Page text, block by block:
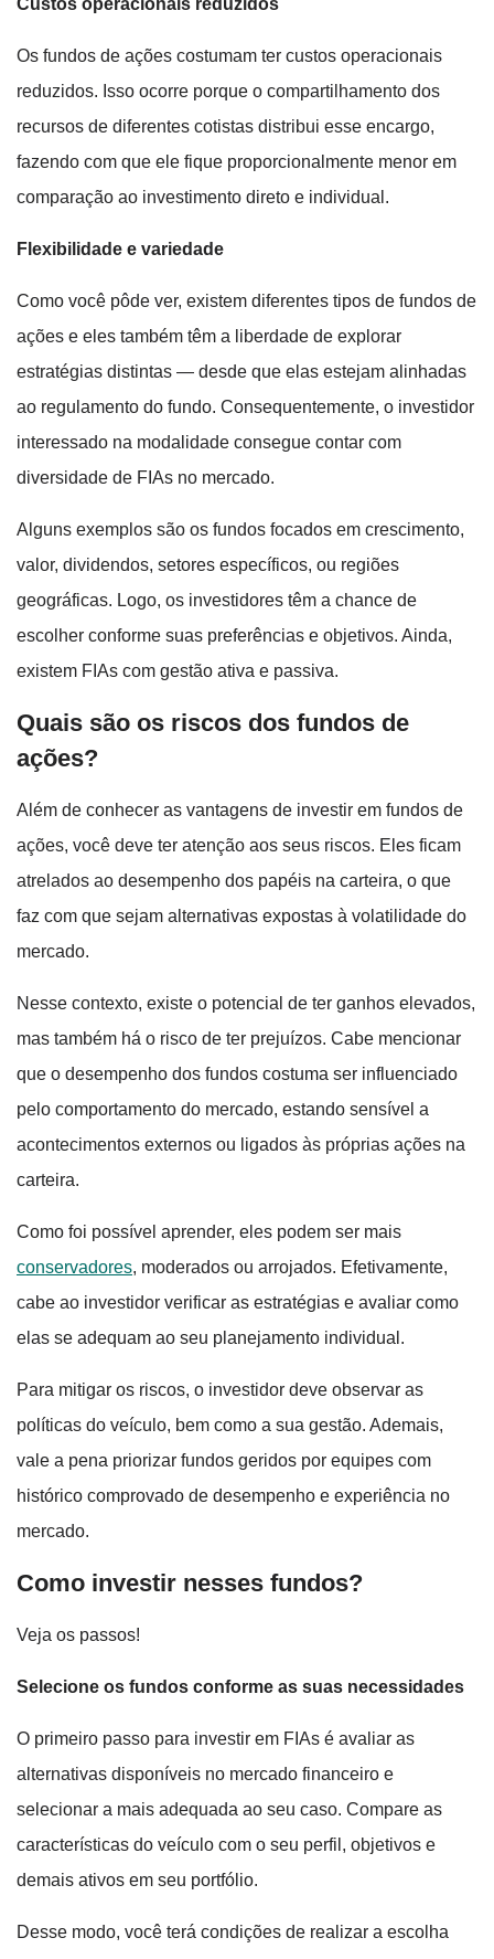
Custos operacionais reduzidos
Os fundos de ações costumam ter custos operacionais
reduzidos. Isso ocorre porque o compartilhamento dos
recursos de diferentes cotistas distribui esse encargo,
fazendo com que ele fique proporcionalmente menor em
comparação ao investimento direto e individual.
Flexibilidade e variedade
Como você pôde ver, existem diferentes tipos de fundos de
ações e eles também têm a liberdade de explorar
estratégias distintas — desde que elas estejam alinhadas
ao regulamento do fundo. Consequentemente, o investidor
interessado na modalidade consegue contar com
diversidade de FIAs no mercado.
Alguns exemplos são os fundos focados em crescimento,
valor, dividendos, setores específicos, ou regiões
geográficas. Logo, os investidores têm a chance de
escolher conforme suas preferências e objetivos. Ainda,
existem FIAs com gestão ativa e passiva.
Quais são os riscos dos fundos de
ações?
Além de conhecer as vantagens de investir em fundos de
ações, você deve ter atenção aos seus riscos. Eles ficam
atrelados ao desempenho dos papéis na carteira, o que
faz com que sejam alternativas expostas à volatilidade do
mercado.
Nesse contexto, existe o potencial de ter ganhos elevados,
mas também há o risco de ter prejuízos. Cabe mencionar
que o desempenho dos fundos costuma ser influenciado
pelo comportamento do mercado, estando sensível a
acontecimentos externos ou ligados às próprias ações na
carteira.
Como foi possível aprender, eles podem ser mais
conservadores, moderados ou arrojados. Efetivamente,
cabe ao investidor verificar as estratégias e avaliar como
elas se adequam ao seu planejamento individual.
Para mitigar os riscos, o investidor deve observar as
políticas do veículo, bem como a sua gestão. Ademais,
vale a pena priorizar fundos geridos por equipes com
histórico comprovado de desempenho e experiência no
mercado.
Como investir nesses fundos?
Veja os passos!
Selecione os fundos conforme as suas necessidades
O primeiro passo para investir em FIAs é avaliar as
alternativas disponíveis no mercado financeiro e
selecionar a mais adequada ao seu caso. Compare as
características do veículo com o seu perfil, objetivos e
demais ativos em seu portfólio.
Desse modo, você terá condições de realizar a escolha